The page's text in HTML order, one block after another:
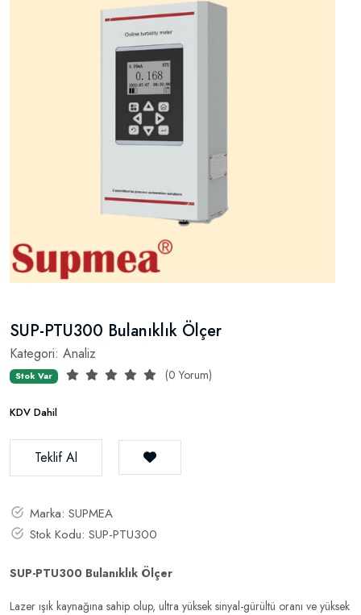
SUP-PTU300 Bulanıklık Ölçer
Kategori: Analiz
Stok Var (0 Yorum)
KDV Dahil
Teklif Al
Marka: SUPMEA
Stok Kodu: SUP-PTU300
SUP-PTU300 Bulanıklık Ölçer
Lazer ışık kaynağına sahip olup, ultra yüksek sinyal-gürültü oranı ve yüksek